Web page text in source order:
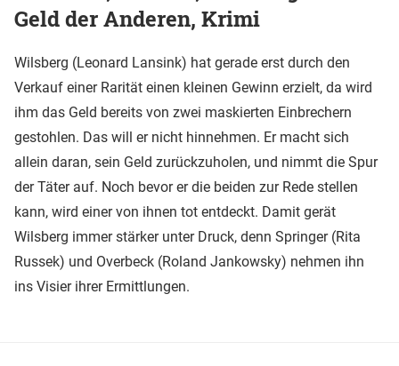
Geld der Anderen, Krimi
Wilsberg (Leonard Lansink) hat gerade erst durch den
Verkauf einer Rarität einen kleinen Gewinn erzielt, da wird
ihm das Geld bereits von zwei maskierten Einbrechern
gestohlen. Das will er nicht hinnehmen. Er macht sich
allein daran, sein Geld zurückzuholen, und nimmt die Spur
der Täter auf. Noch bevor er die beiden zur Rede stellen
kann, wird einer von ihnen tot entdeckt. Damit gerät
Wilsberg immer stärker unter Druck, denn Springer (Rita
Russek) und Overbeck (Roland Jankowsky) nehmen ihn
ins Visier ihrer Ermittlungen.